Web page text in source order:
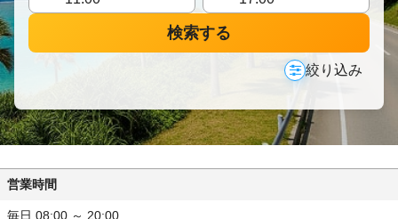
検索する
絞り込み
営業時間
毎日 08:00 ～ 20:00